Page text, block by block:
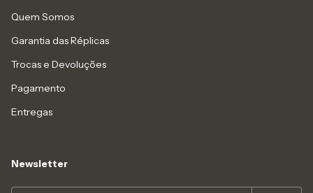
Quem Somos
Garantia das Réplicas
Trocas e Devoluções
Pagamento
Entregas
Newsletter